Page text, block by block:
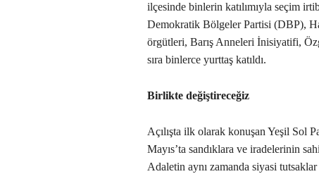
ilçesinde binlerin katılımıyla seçim
Demokratik Bölgeler Partisi (DBP),
örgütleri, Barış Anneleri İnisiyatifi,
sıra binlerce yurttaş katıldı.
Birlikte değiştireceğiz
Açılışta ilk olarak konuşan Yeşil Sol
Mayıs’ta sandıklara ve iradelerinin
Adaletin aynı zamanda siyasi